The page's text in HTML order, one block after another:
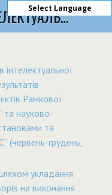
ОХОРОНА ПРАВ ІНТЕЛЕКТУАЛЬНОЇ ВЛАСНОСТІ
інтелектуальної
Рамкової
та науково-
та
(червень-грудень,
укладання
на виконання
Select Language